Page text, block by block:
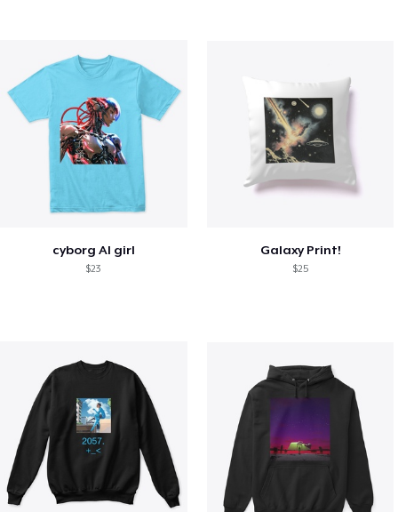
cyborg AI girl
$23
Galaxy Print!
$25